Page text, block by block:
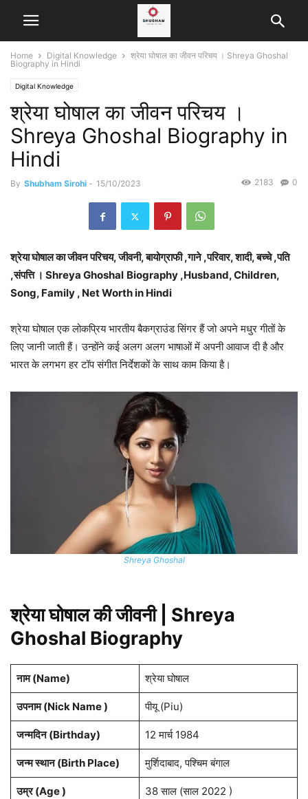
Home Digital Knowledge
श्रेया घोषाल का जीवन परिचय । Shreya Ghoshal
Biography in Hindi
Digital Knowledge
श्रेया घोषाल का जीवन परिचय ।
Shreya Ghoshal Biography in
Hindi
By Shubham Sirohi - 15/10/2023 0
2183
श्रेया घोषाल का जीवन परिचय, जीवनी, बायोग्राफी ,गाने ,परिवार, शादी, बच्चे ,पति
,संपत्ति । Shreya Ghoshal Biography ,Husband, Children,
Song, Family , Net Worth in Hindi
श्रेया घोषाल एक लोकप्रिय भारतीय बैकग्राउंड सिंगर हैं जो अपने मधुर गीतों के
लिए जानी जाती हैं। उन्होंने कई अलग अलग भाषाओं में अपनी आवाज दी है और
भारत के लगभग हर टॉप संगीत निर्देशकों के साथ काम किया है।
Shreya Ghoshal
श्रेया घोषाल की जीवनी | Shreya
Ghoshal Biography
नाम (Name) श्रेया घोषाल
उपनाम (Nick Name ) पीयू (Piu)
जन्मदिन (Birthday) 12 मार्च 1984
जन्म स्थान (Birth Place) मुर्शिदाबाद, पश्चिम बंगाल
उम्र (Age ) 38 साल (साल 2022 )